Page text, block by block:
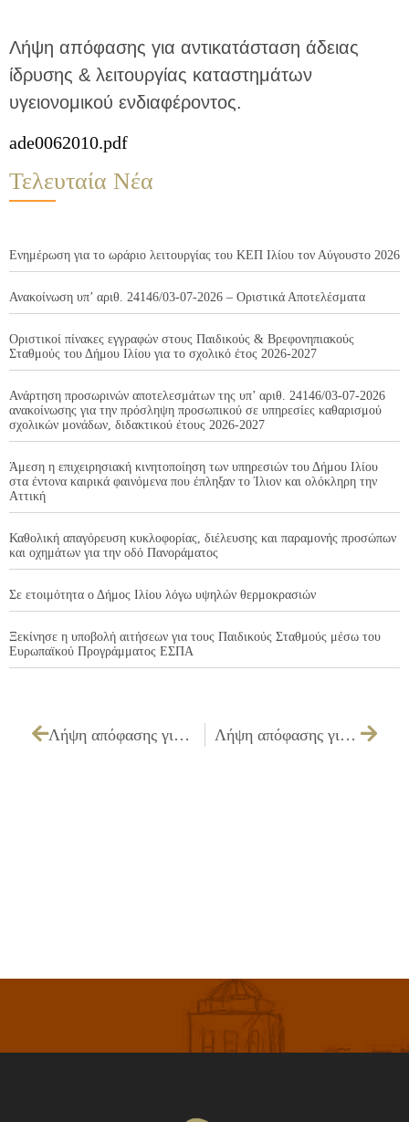
Λήψη απόφασης για αντικατάσταση άδειας
ίδρυσης & λειτουργίας καταστημάτων
υγειονομικού ενδιαφέροντος.
ade0062010.pdf
Τελευταία Νέα
Ενημέρωση για το ωράριο λειτουργίας του ΚΕΠ Ιλίου τον Αύγουστο 2026
Ανακοίνωση υπ’ αριθ. 24146/03-07-2026 – Οριστικά Αποτελέσματα
Οριστικοί πίνακες εγγραφών στους Παιδικούς & Βρεφονηπιακούς
Σταθμούς του Δήμου Ιλίου για το σχολικό έτος 2026-2027
Ανάρτηση προσωρινών αποτελεσμάτων της υπ’ αριθ. 24146/03-07-2026
ανακοίνωσης για την πρόσληψη προσωπικού σε υπηρεσίες καθαρισμού
σχολικών μονάδων, διδακτικού έτους 2026-2027
Άμεση η επιχειρησιακή κινητοποίηση των υπηρεσιών του Δήμου Ιλίου
στα έντονα καιρικά φαινόμενα που έπληξαν το Ίλιον και ολόκληρη την
Αττική
Καθολική απαγόρευση κυκλοφορίας, διέλευσης και παραμονής προσώπων
και οχημάτων για την οδό Πανοράματος
Σε ετοιμότητα ο Δήμος Ιλίου λόγω υψηλών θερμοκρασιών
Ξεκίνησε η υποβολή αιτήσεων για τους Παιδικούς Σταθμούς μέσω του
Ευρωπαϊκού Προγράμματος ΕΣΠΑ
Λήψη απόφασης για χορήγηση – ανανέωση άδειας λειτουργίας μουσικής εντός καταστημάτων υγειονομικού ενδιαφέροντος για το έτος 2010. Λήψη απόφασης για την έγκριση Πρακτικού Δημοπρασίας του έργου «ΚΑΤΑΣΚΕΥΗ ΜΙΚΡΩΝ ΤΜΗΜΑΤΩΝ ΑΓΩΓΩΝ ΟΜΒΡΙΩΝ ΚΑΙ ΦΡΕΑΤΙΩΝ ΥΔΡΟΣΥΛΛΟΓΗΣ ΣΕ ΔΙΑΦΟΡΟΥΣ ΔΡΟΜΟΥΣ ΤΟΥ ΔΗΜΟΥ ΕΡΓΟΛΑΒΙΑΣ Γ1/09»